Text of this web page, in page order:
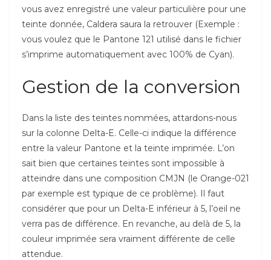
vous avez enregistré une valeur particulière pour une
teinte donnée, Caldera saura la retrouver (Exemple :
vous voulez que le Pantone 121 utilisé dans le fichier
s’imprime automatiquement avec 100% de Cyan).
Gestion de la conversion
Dans la liste des teintes nommées, attardons-nous
sur la colonne Delta-E. Celle-ci indique la différence
entre la valeur Pantone et la teinte imprimée. L’on
sait bien que certaines teintes sont impossible à
atteindre dans une composition CMJN (le Orange-021
par exemple est typique de ce problème). Il faut
considérer que pour un Delta-E inférieur à 5, l’oeil ne
verra pas de différence. En revanche, au delà de 5, la
couleur imprimée sera vraiment différente de celle
attendue.